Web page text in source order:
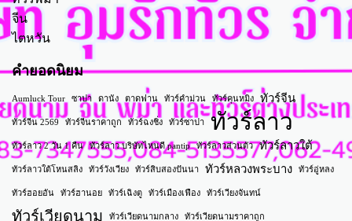
จีน
ไตหวัน
คำยอดนิยม
Aumluck Tour ซาปา ดานัง ตาดฟาน ทัวร์คำม่วน ทัวร์คุนหมิง ทัวร์จีน
ทัวร์จีน 2569 ทัวร์จีนราคาถูก ทัวร์ฉงชิ่ง ทัวร์ซาปา ทัวร์ลาว
ทัวร์ลาว 2 วัน 1 คืน ทัวร์ลาว บริษัทไหนดี pantip ทัวร์ลาวส่วนตัว ทัวร์ลาวใต้
ทัวร์ลาวใต้โหนสลิง ทัวร์วังเวียง ทัวร์สิบสองปันนา ทัวร์หลวงพระบาง ทัวร์อู่หลง
ทัวร์ฮอยอัน ทัวร์ฮานอย ทัวร์เฉิงตู ทัวร์เมืองเฟือง ทัวร์เวียงจันทน์
ทัวร์เวียดนาม ทัวร์เวียดนามกลาง ทัวร์เวียดนามราคาถูก